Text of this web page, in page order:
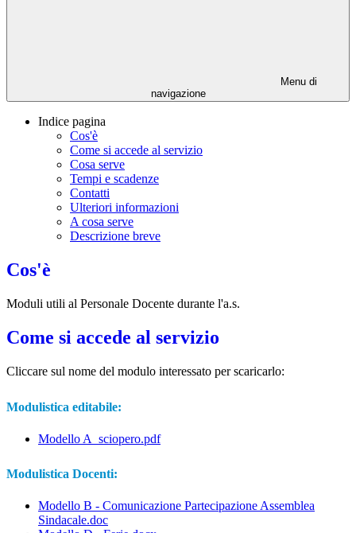
Menu di
navigazione
Indice pagina
Cos'è
Come si accede al servizio
Cosa serve
Tempi e scadenze
Contatti
Ulteriori informazioni
A cosa serve
Descrizione breve
Cos'è
Moduli utili al Personale Docente durante l'a.s.
Come si accede al servizio
Cliccare sul nome del modulo interessato per scaricarlo:
Modulistica editabile:
Modello A_sciopero.pdf
Modulistica Docenti:
Modello B - Comunicazione Partecipazione Assemblea
Sindacale.doc